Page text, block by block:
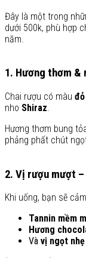
Đây là một trong
dưới 500k, phù hợp
năm.
1. Hương thơm &
Chai rượu có màu
nho Shiraz.
Hương thơm bung
phảng phất chút
2. Vị rượu mượt
Khi uống, bạn sẽ
Tannin mềm
Hương
Và vị ngọt